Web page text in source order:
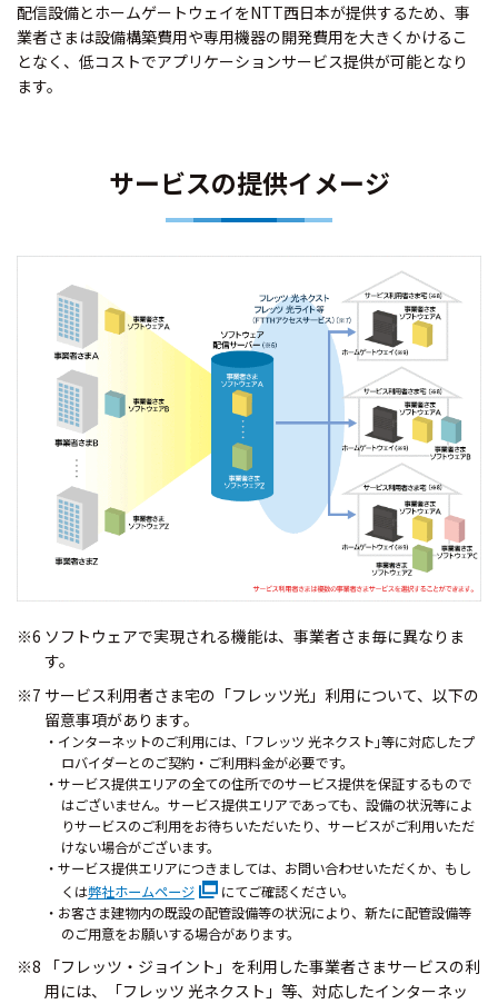
配信設備とホームゲートウェイをNTT西日本が提供するため、事
業者さまは設備構築費用や専用機器の開発費用を大きくかけるこ
となく、低コストでアプリケーションサービス提供が可能となり
ます。
サービスの提供イメージ
※6 ソフトウェアで実現される機能は、事業者さま毎に異なりま
す。
※7 サービス利用者さま宅の「フレッツ光」利用について、以下の
留意事項があります。
・インターネットのご利用には、｢フレッツ 光ネクスト｣等に対応したプ
ロバイダーとのご契約・ご利用料金が必要です。
・サービス提供エリアの全ての住所でのサービス提供を保証するもので
はございません。サービス提供エリアであっても、設備の状況等によ
りサービスのご利用をお待ちいただいたり、サービスがご利用いただ
けない場合がございます。
・サービス提供エリアにつきましては、お問い合わせいただくか、もし
くは弊社ホームページ
にてご確認ください。
・お客さま建物内の既設の配管設備等の状況により、新たに配管設備等
のご用意をお願いする場合があります。
※8 「フレッツ・ジョイント」を利用した事業者さまサービスの利
用には、「フレッツ 光ネクスト」等、対応したインターネッ